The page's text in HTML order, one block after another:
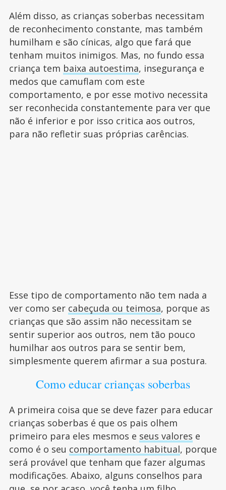
Além disso, as crianças soberbas necessitam
de reconhecimento constante, mas também
humilham e são cínicas, algo que fará que
tenham muitos inimigos. Mas, no fundo essa
criança tem baixa autoestima, insegurança e
medos que camuflam com este
comportamento, e por esse motivo necessita
ser reconhecida constantemente para ver que
não é inferior e por isso critica aos outros,
para não refletir suas próprias carências.
Esse tipo de comportamento não tem nada a
ver como ser cabeçuda ou teimosa, porque as
crianças que são assim não necessitam se
sentir superior aos outros, nem tão pouco
humilhar aos outros para se sentir bem,
simplesmente querem afirmar a sua postura.
Como educar crianças soberbas
A primeira coisa que se deve fazer para educar
crianças soberbas é que os pais olhem
primeiro para eles mesmos e seus valores e
como é o seu comportamento habitual, porque
será provável que tenham que fazer algumas
modificações. Abaixo, alguns conselhos para